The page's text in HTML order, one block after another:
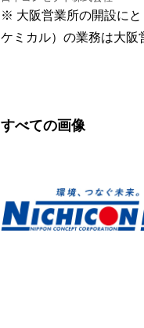
※ 大阪営業所の開設にと
ケミカル）の業務は大阪
すべての画像